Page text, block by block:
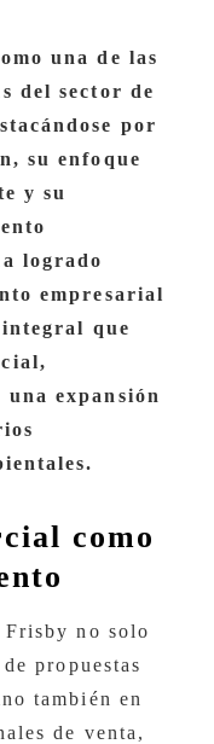
una de las
del sector de
por
su enfoque
y su
logrado
empresarial
que
expansión
como
no solo
propuestas
también en
de venta,